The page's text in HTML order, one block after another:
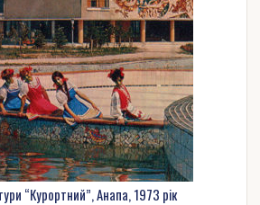
“Курортний”, Анапа, 1973 рік